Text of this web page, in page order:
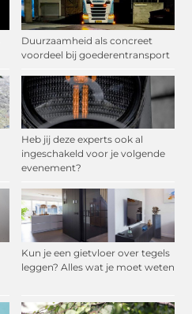
Duurzaamheid als concreet
voordeel bij goederentransport
Heb jij deze experts ook al
ingeschakeld voor je volgende
evenement?
Kun je een gietvloer over tegels
leggen? Alles wat je moet weten